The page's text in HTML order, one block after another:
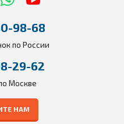
98-68
по России
29-62
Москве
НАМ